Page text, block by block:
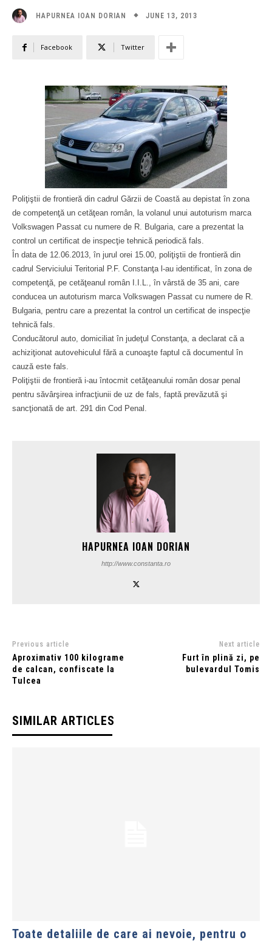
HAPURNEA IOAN DORIAN JUNE 13, 2013
Facebook Twitter
Poliţiştii de frontieră din cadrul Gărzii de Coastă au depistat în zona
de competenţă un cetăţean român, la volanul unui autoturism marca
Volkswagen Passat cu numere de R. Bulgaria, care a prezentat la
control un certificat de inspecţie tehnică periodică fals.
În data de 12.06.2013, în jurul orei 15.00, poliţiştii de frontieră din
cadrul Serviciului Teritorial P.F. Constanţa l-au identificat, în zona de
competenţă, pe cetăţeanul român I.I.L., în vârstă de 35 ani, care
conducea un autoturism marca Volkswagen Passat cu numere de R.
Bulgaria, pentru care a prezentat la control un certificat de inspecţie
tehnică fals.
Conducătorul auto, domiciliat în judeţul Constanţa, a declarat că a
achiziţionat autovehiculul fără a cunoaşte faptul că documentul în
cauză este fals.
Poliţiştii de frontieră i-au întocmit cetăţeanului român dosar penal
pentru săvârşirea infracţiunii de uz de fals, faptă prevăzută şi
sancţionată de art. 291 din Cod Penal.
HAPURNEA IOAN DORIAN
http://www.constanta.ro
Previous article
Aproximativ 100 kilograme
de calcan, confiscate la
Tulcea
Next article
Furt în plină zi, pe
bulevardul Tomis
SIMILAR ARTICLES
Toate detaliile de care ai nevoie, pentru o